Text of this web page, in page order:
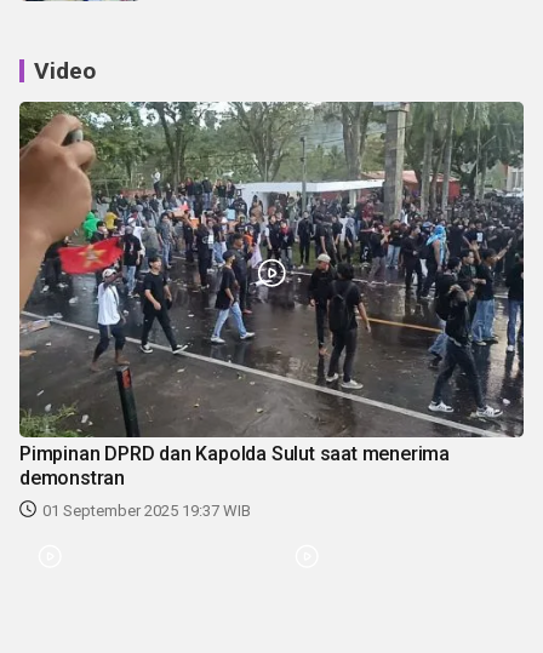
Video
Pimpinan DPRD dan Kapolda Sulut saat menerima
demonstran
01 September 2025 19:37 WIB